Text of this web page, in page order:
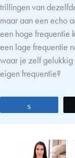
trillingen van
maar aan een echo
een hoge frequentie
een lage frequentie
waar je zelf
eigen frequentie?